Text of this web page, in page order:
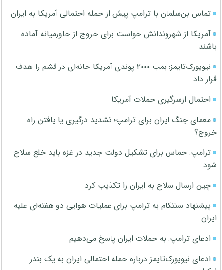
تماس بن‌سلمان با ترامپ پیش از حمله احتمالی آمریکا به ایران
آمریکا از شهروندانش خواست برای خروج از خاورمیانه آماده
باشند
نیویورک‌تایمز: بمب ۲۰۰۰ پوندی آمریکا خانه‌ای در قشم را هدف
قرار داد
احتمال ازسرگیری حملات آمریکا
معمای جنگ ایران برای ترامپ؛ تشدید درگیری یا یافتن راه
خروج؟
ترامپ: حماس برای تشکیل دولت جدید در غزه باید خلع سلاح
شود
چین ارسال سلاح به ایران را تکذیب کرد
پیشنهاد سنتکام به ترامپ برای عملیات هوایی دو هفته‌ای علیه
ایران
ادعای ترامپ: به حملات ایران پاسخ می‌دهیم
ادعای نیویورک‌تایمز درباره حمله احتمالی ایران به یک بندر